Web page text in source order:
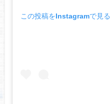
この投稿をInstagramで見る